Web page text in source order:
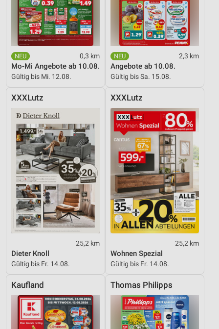
0,3 km
Mo-Mi Angebote ab 10.08.
Gültig bis Mi. 12.08.
2,3 km
Angebote ab 10.08.
Gültig bis Sa. 15.08.
XXXLutz
25,2 km
Dieter Knoll
Gültig bis Fr. 14.08.
XXXLutz
25,2 km
Wohnen Spezial
Gültig bis Fr. 14.08.
Kaufland Thomas Philipps